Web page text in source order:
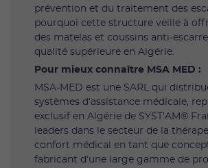
prévention et du traitement des
pourquoi cette structure veille à
des matelas et coussins anti-
qualité supérieure en Algérie.
Pour mieux connaître MSA MED :
MSA-MED est une SARL qui
systèmes d’assistance médicale,
exclusif en Algérie de SYST’AM®
leaders dans le secteur de la
confort médical en tant que
fabricant d’une large gamme de